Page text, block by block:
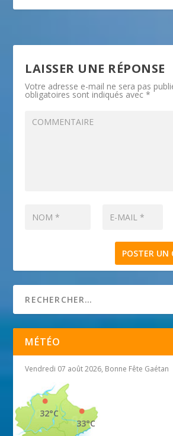
LAISSER UNE RÉPONSE
Votre adresse e-mail ne sera pas
obligatoires sont indiqués avec*
MÉTÉO
Vendredi 07 août 2026, Bonne Fête Gaétan
33°C
32°C